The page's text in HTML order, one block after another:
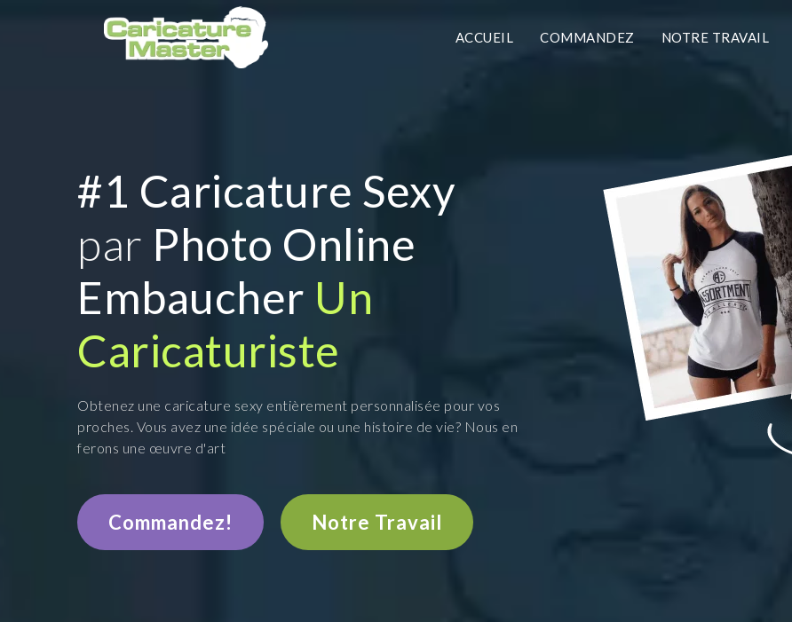
ACCUEIL COMMANDEZ NOTRE TRAVAIL
#1 Caricature Sexy
par Photo Online
Embaucher Un
Caricaturiste
Obtenez une caricature sexy entièrement personnalisée pour vos
proches. Vous avez une idée spéciale ou une histoire de vie? Nous en
ferons une œuvre d'art
Commandez! Notre Travail